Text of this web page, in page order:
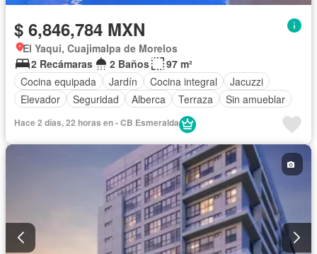
$ 6,846,784 MXN
El Yaqui, Cuajimalpa de Morelos
2 Recámaras
2 Baños
97 m²
Cocina equipada
Jardín Cocina integral
Jacuzzi
Elevador
Seguridad Alberca Terraza Sin amueblar
Hace 2 días, 22 horas en - CB Esmeralda